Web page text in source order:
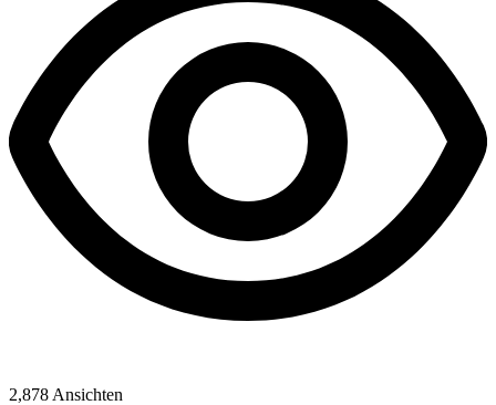
2,878 Ansichten